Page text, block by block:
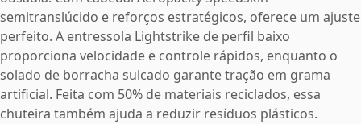
semitranslúcido e reforços estratégicos, oferece um ajuste
perfeito. A entressola Lightstrike de perfil baixo
proporciona velocidade e controle rápidos, enquanto o
solado de borracha sulcado garante tração em grama
artificial. Feita com 50% de materiais reciclados, essa
chuteira também ajuda a reduzir resíduos plásticos.